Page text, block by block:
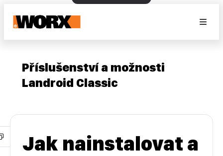
Příslušenství a možnosti
Landroid Classic
Jak nainstalovat a